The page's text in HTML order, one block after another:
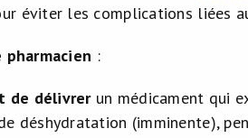
éviter les complications liées
pharmacien :
de délivrerun médicament qui
déshydratation (imminente),